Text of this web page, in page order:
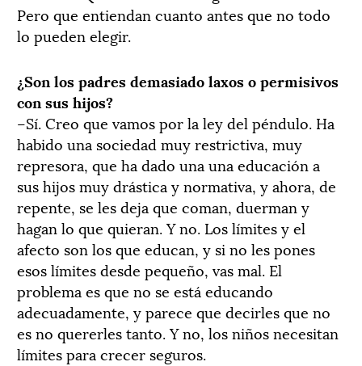
Pero que entiendan cuanto antes que no todo
lo pueden elegir.
¿Son los padres demasiado laxos o permisivos
con sus hijos?
–Sí. Creo que vamos por la ley del péndulo. Ha
habido una sociedad muy restrictiva, muy
represora, que ha dado una una educación a
sus hijos muy drástica y normativa, y ahora, de
repente, se les deja que coman, duerman y
hagan lo que quieran. Y no. Los límites y el
afecto son los que educan, y si no les pones
esos límites desde pequeño, vas mal. El
problema es que no se está educando
adecuadamente, y parece que decirles que no
es no quererles tanto. Y no, los niños necesitan
límites para crecer seguros.